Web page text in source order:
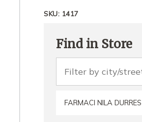
SKU: 1417
Find in Store
FARMACI NILA DURRES